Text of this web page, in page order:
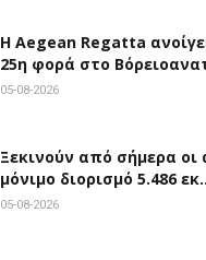
Η Aegean Regatta
25η φορά στο
05-08-2026
Ξεκινούν από σήμερα οι
μόνιμο διορισμό 5.486
05-08-2026